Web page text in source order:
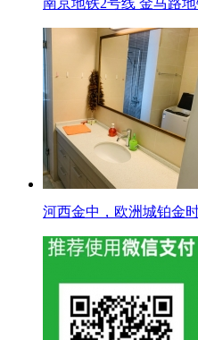
河西金中，欧洲城铂金